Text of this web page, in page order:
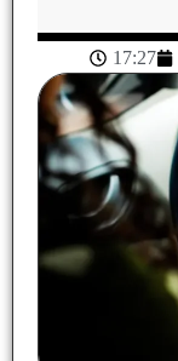
17:27